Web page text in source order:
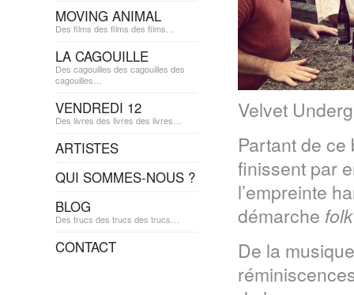
Velvet
Partant de
finissent par
l’empreinte
démarche folk
De la
MOVING ANIMAL
Des films des films des films…
LA CAGOUILLE
Des cagouilles des cagouilles des
cagouilles…
VENDREDI 12
Des livres des livres des livres…
ARTISTES
QUI SOMMES-NOUS ?
BLOG
Des trucs des trucs des trucs…
CONTACT